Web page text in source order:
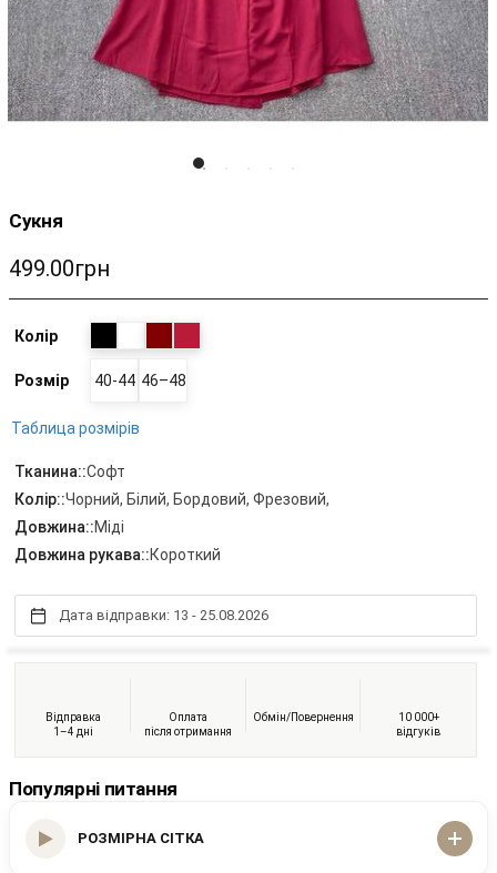
Сукня
499.00грн
Колір
Розмір 40-44 46–48
Таблица розмірів
Тканина::Софт
Колір::Чорний, Білий, Бордовий, Фрезовий,
Довжина::Міді
Довжина рукава::Короткий
Дата відправки: 13 - 25.08.2026
Відправка
1–4 дні
Оплата
після отримання
Обмін/Повернення
10 000+
відгуків
Популярні питання
РОЗМІРНА СІТКА